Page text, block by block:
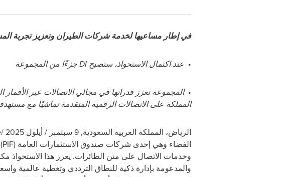
في إطار مساعيها لخدمة شركات الطيران وتعزيز تجربة
• عند اكتمال الاستحواذ، ستصبحDIجزءًا من المجموعة
• المجموعة تعزز قدراتها في مجالي الاتصالات عبر الأقمار
المملكة على الاتصالات الرقمية المتقدمة تماشيًا مع
الرياض، المملكة العربية السعودية,9 سبتمبر / أيلول 2025 /PRNewswire/ --
الفضاء وهي إحدى شركات صندوق الاستثمارات العامة(PIF)
وخدمات الاتصال على متن الطائرات. يعزز هذا الاستحواذ
والمدعومة بإدارة ذكية للنطاق الترددي وتغطية عالمية